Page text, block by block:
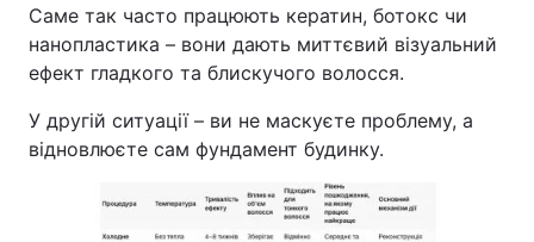
Саме так часто працюють кератин, ботокс чи
нанопластика – вони дають миттєвий візуальний
ефект гладкого та блискучого волосся.
У другій ситуації – ви не маскуєте проблему, а
відновлюєте сам фундамент будинку.